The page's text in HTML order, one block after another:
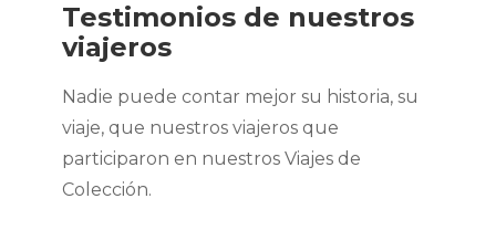
Testimonios de nuestros
viajeros
Nadie puede contar mejor su historia, su
viaje, que nuestros viajeros que
participaron en nuestros Viajes de
Colección.